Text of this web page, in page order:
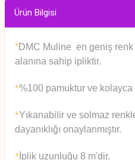
Ürün Bilgisi
*DMC Muline en geniş renk
alanına sahip ipliktir.
*%100 pamuktur ve kolayca
*Yıkanabilir ve solmaz
dayanıklığı onaylanmıştır.
* İplik uzunluğu 8 m'dir.